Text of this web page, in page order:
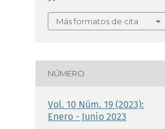
Más formatos de cita
NÚMERO
Vol. 10 Núm. 19 (2023):
Enero - Junio 2023